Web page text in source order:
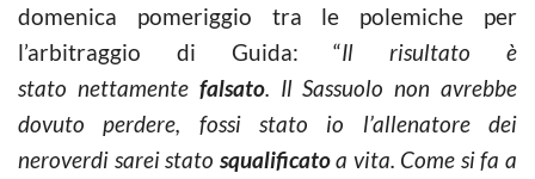
domenica pomeriggio tra le polemiche per
l’arbitraggio di Guida: “Il risultato è
stato nettamente falsato. Il Sassuolo non avrebbe
dovuto perdere, fossi stato io l’allenatore dei
neroverdi sarei stato squalificatoa vita. Come si fa a